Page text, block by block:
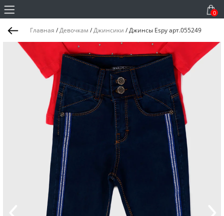
0
Главная /Девочкам /Джинсики /Джинсы Espy арт.055249